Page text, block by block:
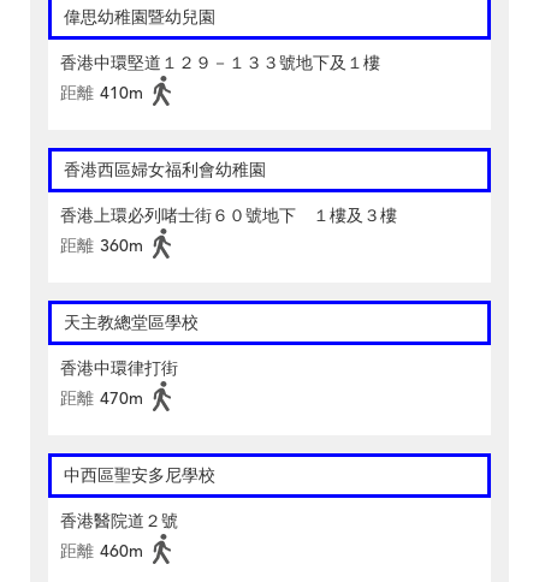
偉思幼稚園暨幼兒園
香港中環堅道１２９－１３３號地下及１樓
距離 410m
香港西區婦女福利會幼稚園
香港上環必列啫士街６０號地下 １樓及３樓
距離 360m
天主教總堂區學校
香港中環律打街
距離 470m
中西區聖安多尼學校
香港醫院道２號
距離 460m